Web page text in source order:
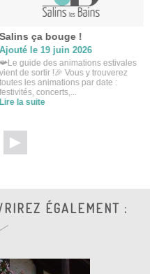
Salins ça bouge !
Ajouté le 19 juin 2026
📯Le guide des animations estivales
vient de sortir !🎉 Vous y trouverez
toutes les animations par date :
festivités, concerts,...
Lire la suite
ÉGALEMENT :